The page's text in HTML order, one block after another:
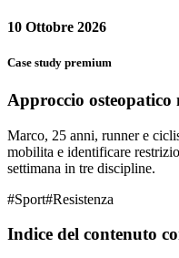
10 Ottobre 2026
Case study premium
Approccio osteopatico
Marco, 25 anni, runner e
mobilita e identificare
settimana in tre discipline.
#Sport#Resistenza
Indice del contenuto